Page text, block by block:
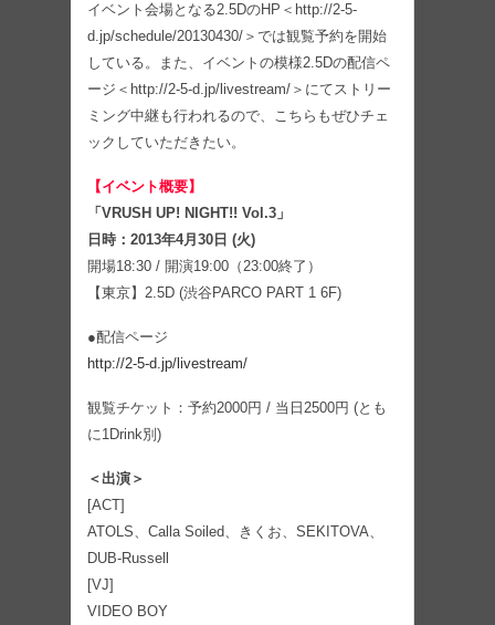
イベント会場となる2.5DのHP＜http://2-5-
d.jp/schedule/20130430/＞では観覧予約を開始
している。また、イベントの模様2.5Dの配信ペ
ージ＜http://2-5-d.jp/livestream/＞にてストリー
ミング中継も行われるので、こちらもぜひチェ
ックしていただきたい。
【イベント概要】
「VRUSH UP! NIGHT!! Vol.3」
日時：2013年4月30日 (火)
開場18:30 / 開演19:00（23:00終了）
【東京】2.5D (渋谷PARCO PART 1 6F)
●配信ページ
http://2-5-d.jp/livestream/
観覧チケット：予約2000円 / 当日2500円 (とも
に1Drink別)
＜出演＞
[ACT]
ATOLS、Calla Soiled、きくお、SEKITOVA、
DUB-Russell
[VJ]
VIDEO BOY